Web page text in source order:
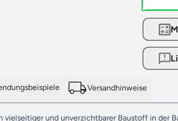
Versandhinweise
vielseitiger und unverzichtbarer Baustoff in